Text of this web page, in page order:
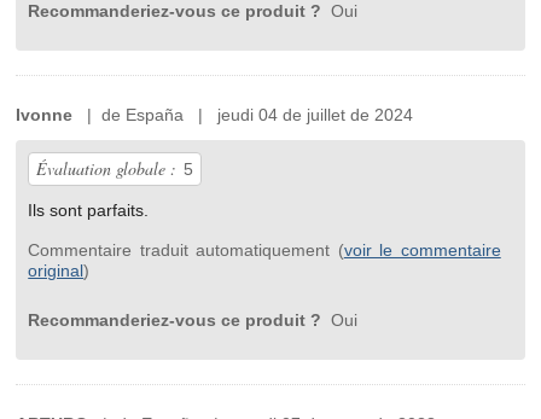
Recommanderiez-vous ce produit ? Oui
Ivonne | de España | jeudi 04 de juillet de 2024
Évaluation globale : 5
Ils sont parfaits.
Commentaire traduit automatiquement (voir le commentaire
original)
Recommanderiez-vous ce produit ? Oui